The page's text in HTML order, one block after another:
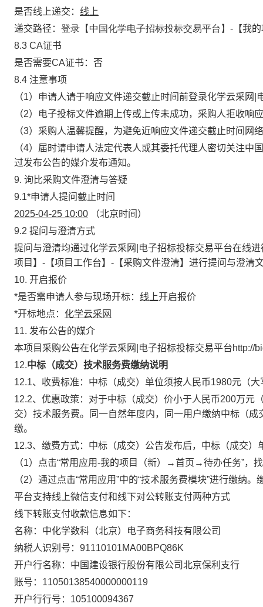
是否线上递交： 线上
递交路径： 登录【中国化学电子招标投标交易平台】- 【我
8.3 CA证书
是否需要CA证书：否
8.4 注意事项
（1）申请人请于响应文件递交截止时间前登录化学云采网
（2）电子投标文件逾期上传或上传未成功，采购人拒收响
（3）采购人温馨提醒， 为避免近响应文件递交截止时间网
（4）届时请申请人法定代表人或其委托代理人密切关注
过发布公告的媒介发布通知。
9. 询比采购文件澄清与答疑
9.1*申请人提问截止时间
2025-04-25 10:00 （北京时间）
9.2 提问与澄清方式
提问与澄清均通过化学云采网|电子招标投标交易平台在线
项目】 - 【项目工作台】 - 【采购文件澄清】进行提问与澄清
10. 开启报价
*是否需申请人参与现场开标： 线上开启报价
*开标地点： 化学云采网
11. 发布公告的媒介
本项目采购公告在化学云采网|电子招标投标交易平台http://
12.中标（成交）技术服务费缴纳说明
12.1、收费标准：中标（成交）单位须按人民币1980元（
12.2、优惠政策：对于中标（成交）价小于人民币200万元
交）技术服务费。同一自然年度内，同一用户缴纳中标（
缴。
12.3、缴费方式： 中标（成交）公告发布后，中标（成交
（1）点击“常用应用-我的项目（新）→首页→待办任务”，
（2）通过点击“常用应用”中的“技术服务费模块”进行缴纳
平台支持线上微信支付和线下对公转账支付两种方式
线下转账支付收款信息如下：
名称：中化学数科（北京）电子商务科技有限公司
纳税人识别号：91110101MA00BPQ86K
开户行名称：中国建设银行股份有限公司北京保利支行
账号：11050138540000000119
开户行行号：105100094367